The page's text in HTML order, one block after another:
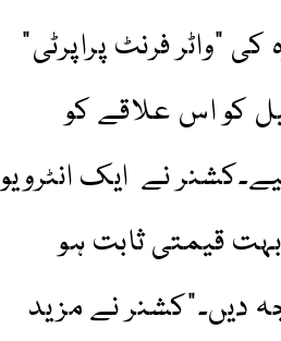
"واٹر فرنٹ پراپرٹی”
کو اس علاقے کو
نے ایک انٹرویو
بہت قیمتی ثابت ہو
دیں۔”کشنر نے مزید